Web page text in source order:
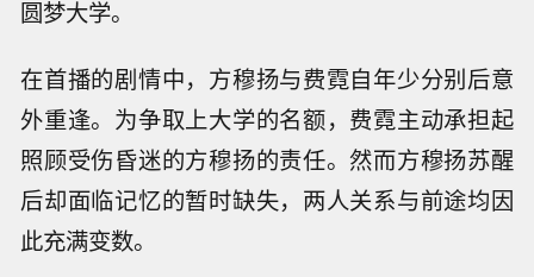
圆梦大学。
在首播的剧情中，方穆扬与费霓自年少分别后意
外重逢。为争取上大学的名额，费霓主动承担起
照顾受伤昏迷的方穆扬的责任。然而方穆扬苏醒
后却面临记忆的暂时缺失，两人关系与前途均因
此充满变数。